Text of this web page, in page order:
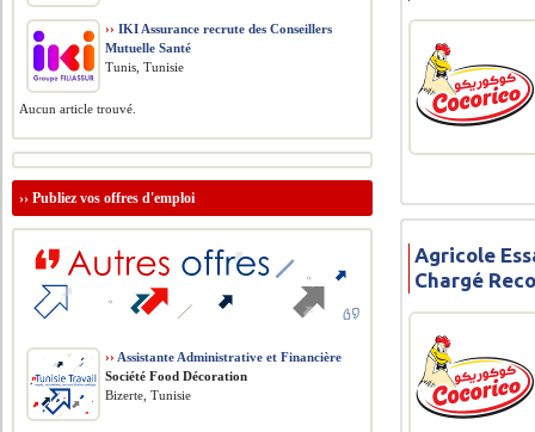
Agricole
Chargé
›› IKI Assurance recrute des Conseillers
Mutuelle Santé
Tunis, Tunisie
Aucun article trouvé.
››Publiez vos offres d'emploi
›› Assistante Administrative et Financière
Société Food Décoration
Bizerte, Tunisie